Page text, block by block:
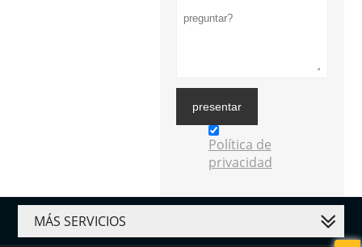
presentar
Política de
privacidad
MÁS SERVICIOS